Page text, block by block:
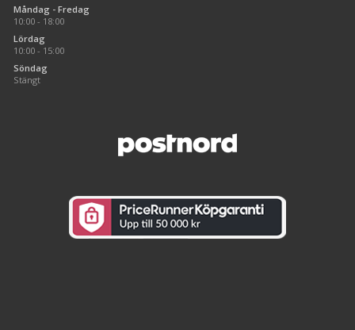
Måndag - Fredag
10:00 - 18:00
Lördag
10:00 - 15:00
Söndag
Stängt